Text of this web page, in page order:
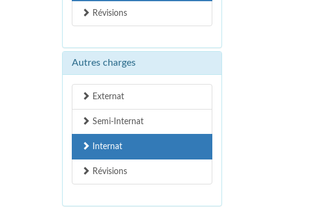
Révisions
Autres charges
Externat
Semi-Internat
Internat
Révisions